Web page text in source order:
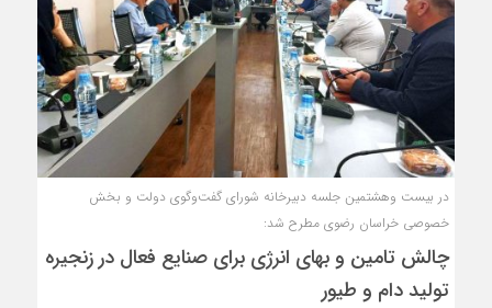
در بیست‌ وهشتمین جلسه دبیرخانه شورای گفت‌وگوی دولت و بخش
خصوصی خراسان رضوی مطرح شد:
چالش تامین و بهای انرژی برای صنایع فعال در زنجیره
تولید دام و طیور